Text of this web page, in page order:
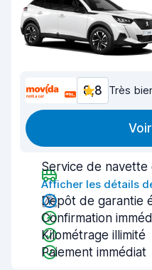
8,8 Très
Service de navette
Afficher les détails
Dépôt de garantie
Confirmation
Kilométrage illimité
Paiement immédiat